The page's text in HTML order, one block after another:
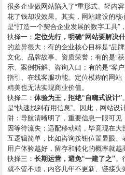
很多企业做网站陷入了“重形式、轻内容
花了钱却没效果。其实，网站建设的核
是“打造一个契合企业发展的数字工具”
抉择一： 定位先行，明确“网站要解决
的差异很大：有的企业核心目标是“品
文化、品牌故事、资质荣誉；有的是“
示、案例拆解、咨询入口；有的是“客
指引、在线客服功能。定位模糊的网
精美也无法实现商业价值。
抉择二： 体验为王，拒绝“自嗨式设计”
是“快速找到有用信息”。因此，网站设
阱：导航清晰明了，重要信息一眼可
因等待流失；适配移动端，毕竟现在
互逻辑简单，比如咨询按钮位置显眼、
用户体验越好，留存和转化的概率就越
抉择三： 长期运营，避免“一建了之”。
就不管不顾，内容几年不更新、链接